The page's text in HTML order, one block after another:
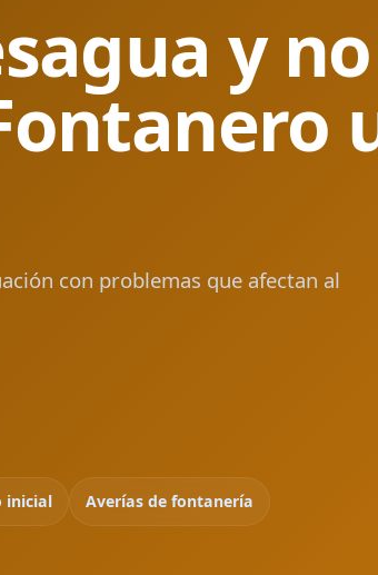
y
con problemas que afectan al
inicial Averías de fontanería